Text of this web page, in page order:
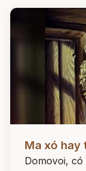
Ma xó hay
Domovoi,